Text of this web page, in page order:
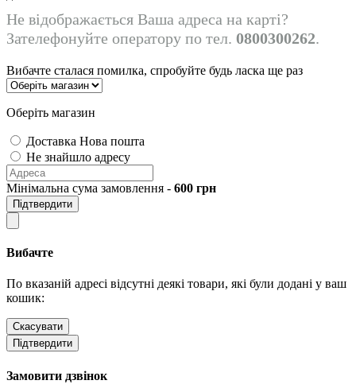
Не відображається Ваша адреса на карті?
Зателефонуйте оператору по тел. 0800300262.
Вибачте сталася помилка, спробуйте будь ласка ще раз
Оберіть магазин
Доставка Нова пошта
Не знайшло адресу
Мінімальна сума замовлення - 600 грн
Підтвердити
Вибачте
По вказаній адресі відсутні деякі товари, які були додані у ваш
кошик:
Скасувати
Підтвердити
Замовити дзвінок